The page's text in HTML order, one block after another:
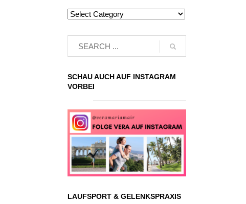
SCHAU AUCH AUF INSTAGRAM
VORBEI
LAUFSPORT & GELENKSPRAXIS